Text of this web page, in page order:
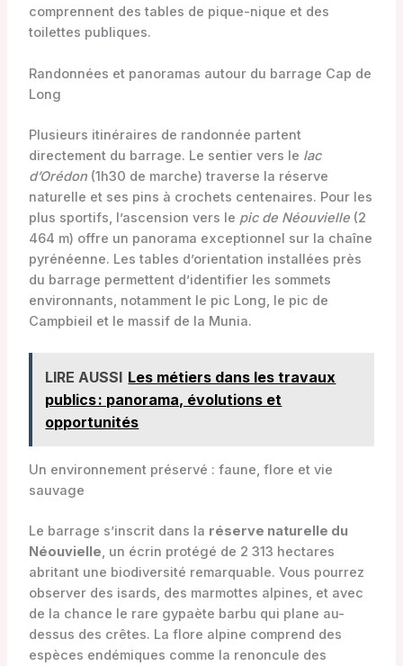
comprennent des tables de pique-nique et des
toilettes publiques.
Randonnées et panoramas autour du barrage Cap de
Long
Plusieurs itinéraires de randonnée partent
directement du barrage. Le sentier vers le lac
d’Orédon(1h30 de marche) traverse la réserve
naturelle et ses pins à crochets centenaires. Pour les
plus sportifs, l’ascension vers le pic de Néouvielle(2
464 m) offre un panorama exceptionnel sur la chaîne
pyrénéenne. Les tables d’orientation installées près
du barrage permettent d’identifier les sommets
environnants, notamment le pic Long, le pic de
Campbieil et le massif de la Munia.
LIRE AUSSI Les métiers dans les travaux
publics : panorama, évolutions et
opportunités
Un environnement préservé : faune, flore et vie
sauvage
Le barrage s’inscrit dans la réserve naturelle du
Néouvielle, un écrin protégé de 2 313 hectares
abritant une biodiversité remarquable. Vous pourrez
observer des isards, des marmottes alpines, et avec
de la chance le rare gypaète barbu qui plane au-
dessus des crêtes. La flore alpine comprend des
espèces endémiques comme la renoncule des